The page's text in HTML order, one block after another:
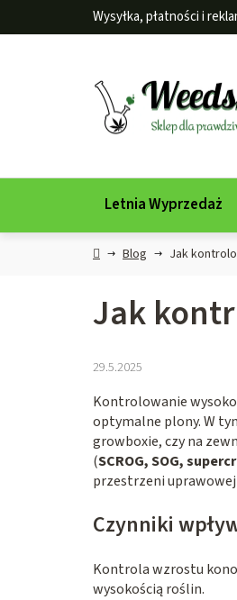
Wysyłka, płatności i
Letnia Wyprzedaż
HomeBlog Jak
Jak
29.5.2025
Kontrolowanie
optymalne plony. W
growboxie, czy na
(SCROG, SOG,
przestrzeni
Czynniki
Kontrola wzrostu
wysokością roślin.